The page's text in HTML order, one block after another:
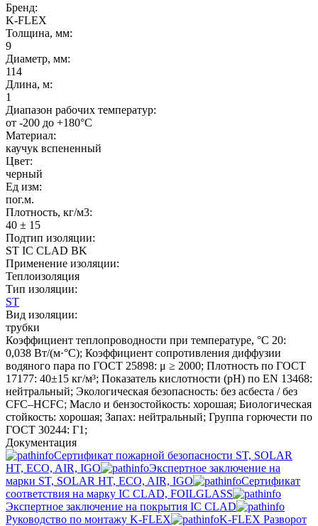
Бренд:
K-FLEX
Толщина, мм:
9
Диаметр, мм:
114
Длина, м:
1
Диапазон рабочих температур:
от -200 до +180°C
Материал:
каучук вспененный
Цвет:
черный
Ед изм:
пог.м.
Плотность, кг/м3:
40 ± 15
Подтип изоляции:
ST IC CLAD BK
Применение изоляции:
Теплоизоляция
Тип изоляции:
ST
Вид изоляции:
трубки
Коэффициент теплопроводности при температуре, °C 20:
0,038 Вт/(м·°C); Коэффициент сопротивления диффузии
водяного пара по ГОСТ 25898: μ ≥ 2000; Плотность по ГОСТ
17177: 40±15 кг/м³; Показатель кислотности (pH) по EN 13468:
нейтральный; Экологическая безопасность: без асбеста / без
CFC–HCFC; Масло и бензостойкость: хорошая; Биологическая
стойкость: хорошая; Запах: нейтральный; Группа горючести по
ГОСТ 30244: Г1;
Документация
Сертификат пожарной безопасности ST, SOLAR
HT, ECO, AIR, IGO
Экспертное заключение на
марки ST, SOLAR HT, ECO, AIR, IGO
Сертификат
соответствия на марку IC CLAD, FOILGLASS
Экспертное заключение на покрытия IC CLAD
Руководство по монтажу K-FLEX
K-FLEX Разворот